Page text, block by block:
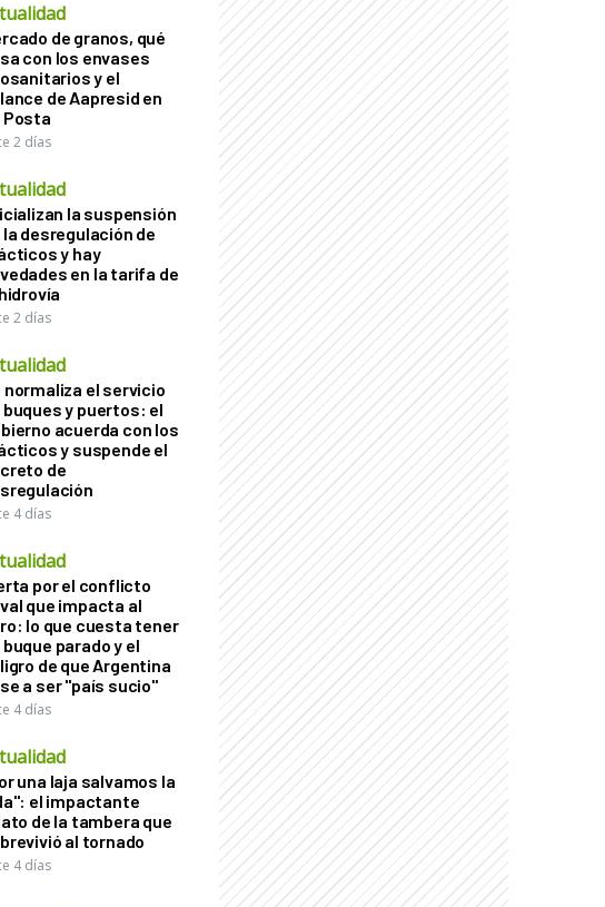
de granos, qué
con los envases
y el
de Aapresid en
Posta
2 días
la suspensión
la desregulación de
y hay
en la tarifa de
2 días
normaliza el servicio
buques y puertos: el
acuerda con los
y suspende el
de
4 días
por el conflicto
que impacta al
lo que cuesta tener
buque parado y el
de que Argentina
a ser "país sucio"
4 días
una laja salvamos la
el impactante
de la tambera que
al tornado
4 días